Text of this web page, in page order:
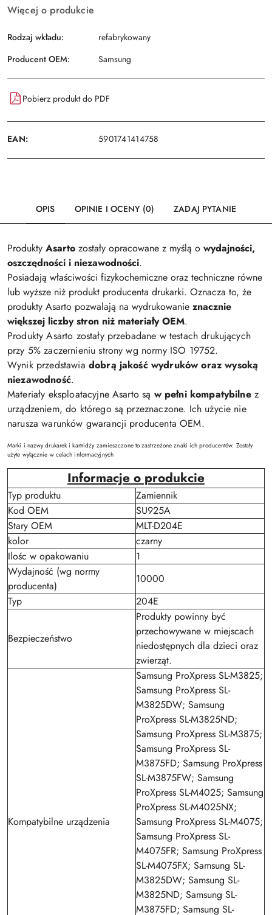
Więcej o produkcie
Rodzaj wkładu:
refabrykowany
Producent OEM:
Samsung
Pobierz produkt do PDF
EAN: 5901741414758
OPIS OPINIE I OCENY (0) ZADAJ PYTANIE
Produkty Asarto zostały opracowane z myślą o wydajności,
oszczędności i niezawodności.
Posiadają właściwości fizykochemiczne oraz techniczne równe
lub wyższe niż produkt producenta drukarki. Oznacza to, że
produkty Asarto pozwalają na wydrukowanie znacznie
większej liczby stron niż materiały OEM.
Produkty Asarto zostały przebadane w testach drukujących
przy 5% zaczernieniu strony wg normy ISO 19752.
Wynik przedstawia dobrą jakość wydruków oraz wysoką
niezawodność.
Materiały eksploatacyjne Asarto są w pełni kompatybilnez
urządzeniem, do którego są przeznaczone. Ich użycie nie
narusza warunków gwarancji producenta OEM.
Marki i nazwy drukarek i kartridży zamieszczone to zastrzeżone znaki ich producentów. Zostały
użyte wyłącznie w celach informacyjnych
Informacje o produkcie
Typ produktu
Zamiennik
Kod OEM
SU925A
Stary OEM
MLT-D204E
kolor
czarny
Ilośc w opakowaniu
1
Wydajność (wg normy
producenta)
10000
Typ
204E
Bezpieczeństwo
Produkty powinny być
przechowywane w miejscach
niedostępnych dla dzieci oraz
zwierząt.
Kompatybilne urządzenia
Samsung ProXpress SL-M3825;
Samsung ProXpress SL-
M3825DW; Samsung
ProXpress SL-M3825ND;
Samsung ProXpress SL-M3875;
Samsung ProXpress SL-
M3875FD; Samsung ProXpress
SL-M3875FW; Samsung
ProXpress SL-M4025; Samsung
ProXpress SL-M4025NX;
Samsung ProXpress SL-M4075;
Samsung ProXpress SL-
M4075FR; Samsung ProXpress
SL-M4075FX; Samsung SL-
M3825DW; Samsung SL-
M3825ND; Samsung SL-
M3875FD; Samsung SL-